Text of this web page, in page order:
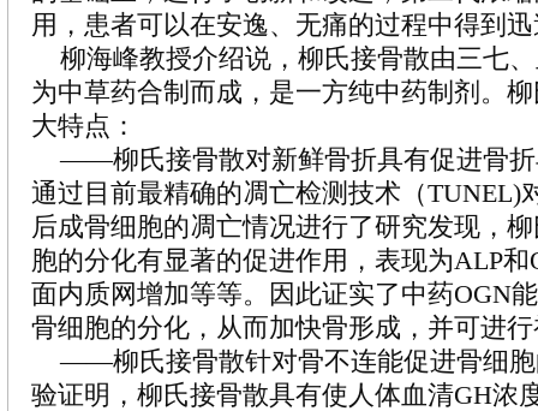
用，患者可以在安逸、无痛的过程中得到
柳海峰教授介绍说，柳氏接骨散由三七
为中草药合制而成，是一方纯中药制剂。
大特点：
——柳氏接骨散对新鲜骨折具有促进骨折
通过目前最精确的凋亡检测技术（TUNEL)
后成骨细胞的凋亡情况进行了研究发现，
胞的分化有显著的促进作用，表现为ALP
面内质网增加等等。因此证实了中药OGN
骨细胞的分化，从而加快骨形成，并可进
——柳氏接骨散针对骨不连能促进骨细胞
验证明，柳氏接骨散具有使人体血清GH浓